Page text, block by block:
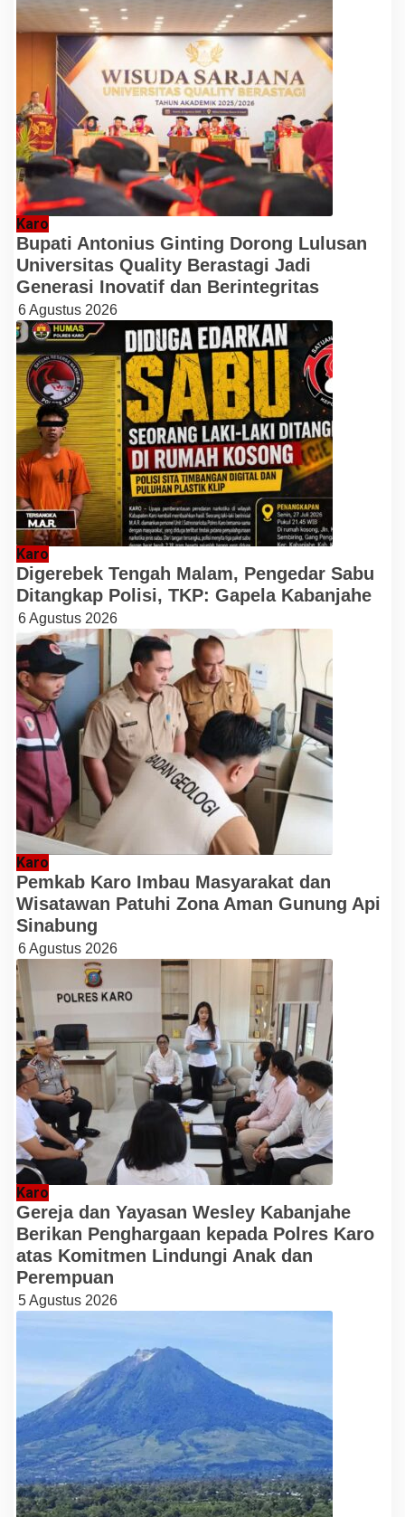
Karo
Bupati Antonius Ginting Dorong Lulusan
Universitas Quality Berastagi Jadi
Generasi Inovatif dan Berintegritas
6 Agustus 2026
Karo
Digerebek Tengah Malam, Pengedar Sabu
Ditangkap Polisi, TKP: Gapela Kabanjahe
6 Agustus 2026
Karo
Pemkab Karo Imbau Masyarakat dan
Wisatawan Patuhi Zona Aman Gunung Api
Sinabung
6 Agustus 2026
Karo
Gereja dan Yayasan Wesley Kabanjahe
Berikan Penghargaan kepada Polres Karo
atas Komitmen Lindungi Anak dan
Perempuan
5 Agustus 2026